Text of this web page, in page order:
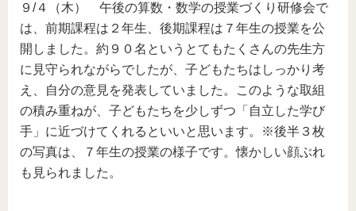
９/４（木） 午後の算数・数学の授業づくり研修会で
は、前期課程は２年生、後期課程は７年生の授業を公
開しました。約９０名というとてもたくさんの先生方
に見守られながらでしたが、子どもたちはしっかり考
え、自分の意見を発表していました。このような取組
の積み重ねが、子どもたちを少しずつ「自立した学び
手」に近づけてくれるといいと思います。※後半３枚
の写真は、７年生の授業の様子です。懐かしい顔ぶれ
も見られました。